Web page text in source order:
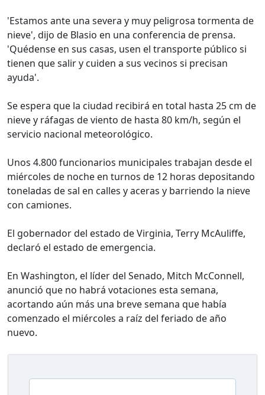
'Estamos ante una severa y muy peligrosa tormenta de
nieve', dijo de Blasio en una conferencia de prensa.
'Quédense en sus casas, usen el transporte público si
tienen que salir y cuiden a sus vecinos si precisan
ayuda'.
Se espera que la ciudad recibirá en total hasta 25 cm de
nieve y ráfagas de viento de hasta 80 km/h, según el
servicio nacional meteorológico.
Unos 4.800 funcionarios municipales trabajan desde el
miércoles de noche en turnos de 12 horas depositando
toneladas de sal en calles y aceras y barriendo la nieve
con camiones.
El gobernador del estado de Virginia, Terry McAuliffe,
declaró el estado de emergencia.
En Washington, el líder del Senado, Mitch McConnell,
anunció que no habrá votaciones esta semana,
acortando aún más una breve semana que había
comenzado el miércoles a raíz del feriado de año
nuevo.